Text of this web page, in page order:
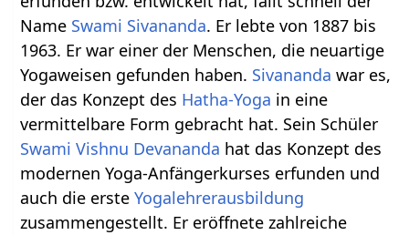
Name Swami Sivananda. Er lebte von 1887 bis
1963. Er war einer der Menschen, die neuartige
Yogaweisen gefunden haben. Sivananda war es,
der das Konzept des Hatha-Yoga in eine
vermittelbare Form gebracht hat. Sein Schüler
Swami Vishnu Devananda hat das Konzept des
modernen Yoga-Anfängerkurses erfunden und
auch die ersteYogalehrerausbildung
zusammengestellt. Er eröffnete zahlreiche